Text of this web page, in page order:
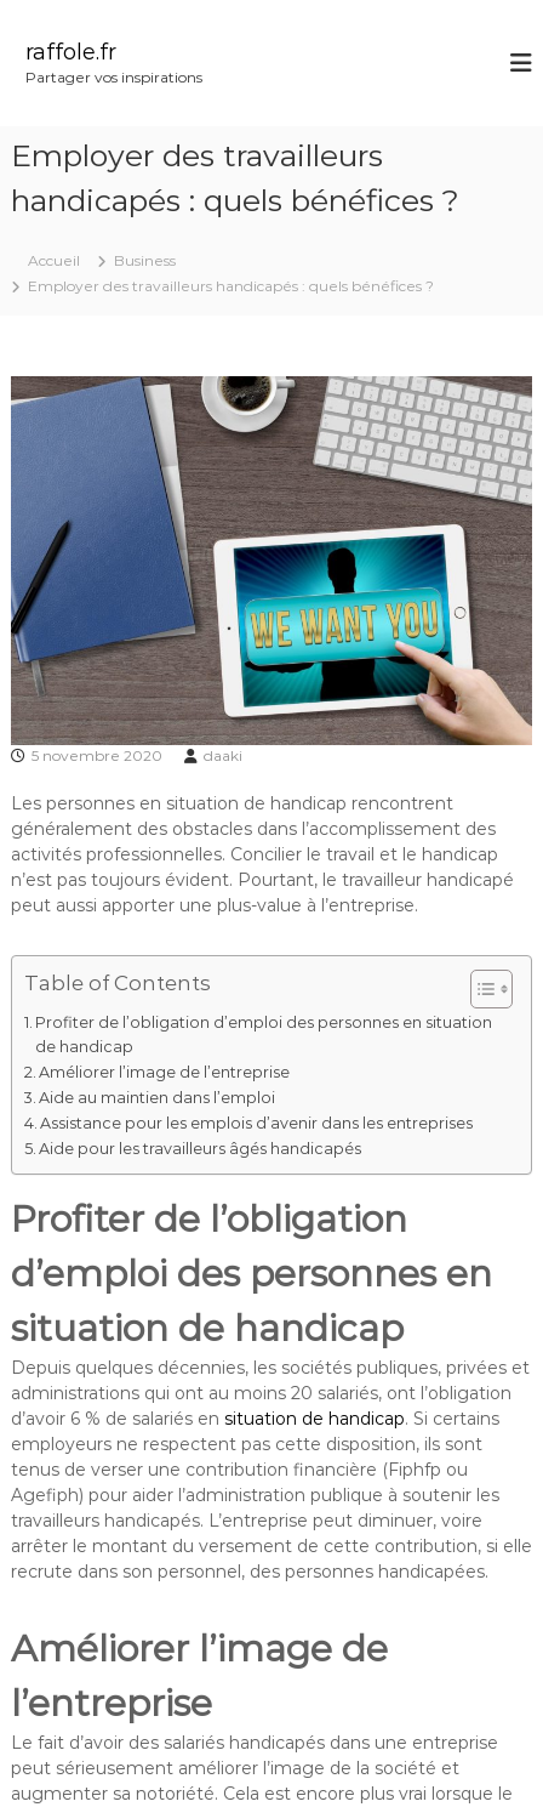
raffole.fr
Partager vos inspirations
Employer des travailleurs
handicapés : quels bénéfices ?
Accueil
Business
Employer des travailleurs handicapés : quels bénéfices ?
5 novembre 2020 daaki
Les personnes en situation de handicap rencontrent
généralement des obstacles dans l’accomplissement des
activités professionnelles. Concilier le travail et le handicap
n’est pas toujours évident. Pourtant, le travailleur handicapé
peut aussi apporter une plus-value à l’entreprise.
Table of Contents
Profiter de l’obligation d’emploi des personnes en situation
de handicap
Améliorer l’image de l’entreprise
Aide au maintien dans l’emploi
Assistance pour les emplois d’avenir dans les entreprises
Aide pour les travailleurs âgés handicapés
Profiter de l’obligation
d’emploi des personnes en
situation de handicap
Depuis quelques décennies, les sociétés publiques, privées et
administrations qui ont au moins 20 salariés, ont l’obligation
d’avoir 6 % de salariés en situation de handicap. Si certains
employeurs ne respectent pas cette disposition, ils sont
tenus de verser une contribution financière (Fiphfp ou
Agefiph) pour aider l’administration publique à soutenir les
travailleurs handicapés. L’entreprise peut diminuer, voire
arrêter le montant du versement de cette contribution, si elle
recrute dans son personnel, des personnes handicapées.
Améliorer l’image de
l’entreprise
Le fait d’avoir des salariés handicapés dans une entreprise
peut sérieusement améliorer l’image de la société et
augmenter sa notoriété. Cela est encore plus vrai lorsque le